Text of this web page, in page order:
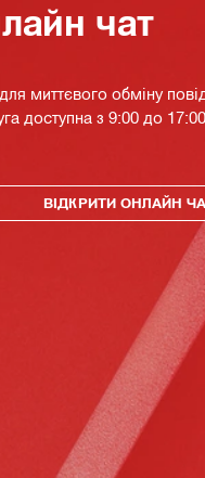
чат
миттєвого обміну
доступна з 9:00 до 17:00.
ВІДКРИТИ ОНЛАЙН